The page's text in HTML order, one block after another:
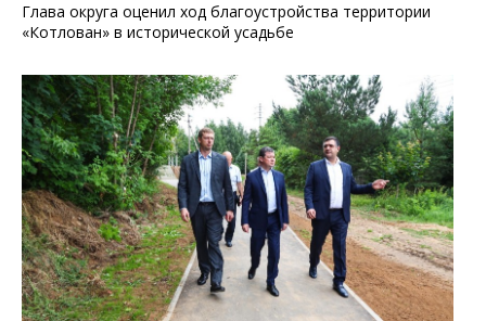
Глава округа оценил ход благоустройства территории
«Котлован» в исторической усадьбе